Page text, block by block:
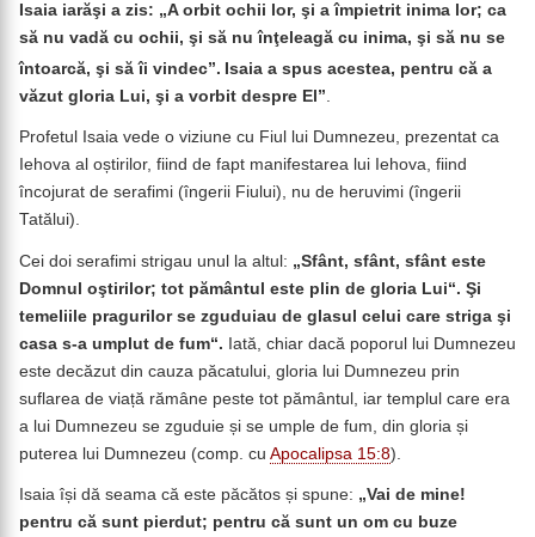
Isaia iarăşi a zis: „A orbit ochii lor, şi a împietrit inima lor; ca
să nu vadă cu ochii, şi să nu înţeleagă cu inima, şi să nu se
întoarcă, şi să îi vindec”. Isaia a spus acestea, pentru că a
văzut gloria Lui, şi a vorbit despre El”
Profetul Isaia vede o viziune cu Fiul lui Dumnezeu, prezentat ca
Iehova al oștirilor, fiind de fapt manifestarea lui Iehova, fiind
încojurat de serafimi (îngerii Fiului), nu de heruvimi (îngerii
Tatălui).
Cei doi serafimi strigau unul la altul: „Sfânt, sfânt, sfânt este
Domnul oştirilor; tot pământul este plin de gloria Lui“. Şi
temeliile pragurilor se zguduiau de glasul celui care striga şi
casa s-a umplut de fum“. Iată, chiar dacă poporul lui Dumnezeu
este decăzut din cauza păcatului, gloria lui Dumnezeu prin
suflarea de viață rămâne peste tot pământul, iar templul care era
a lui Dumnezeu se zguduie și se umple de fum, din gloria și
puterea lui Dumnezeu (comp. cu Apocalipsa 15:8).
Isaia își dă seama că este păcătos și spune: „Vai de mine!
pentru că sunt pierdut; pentru că sunt un om cu buze